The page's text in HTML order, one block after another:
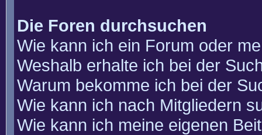
Die Foren durchsuchen
Wie kann ich ein Forum oder
Weshalb erhalte ich bei der
Warum bekomme ich bei der
Wie kann ich nach Mitgliedern
Wie kann ich meine eigenen